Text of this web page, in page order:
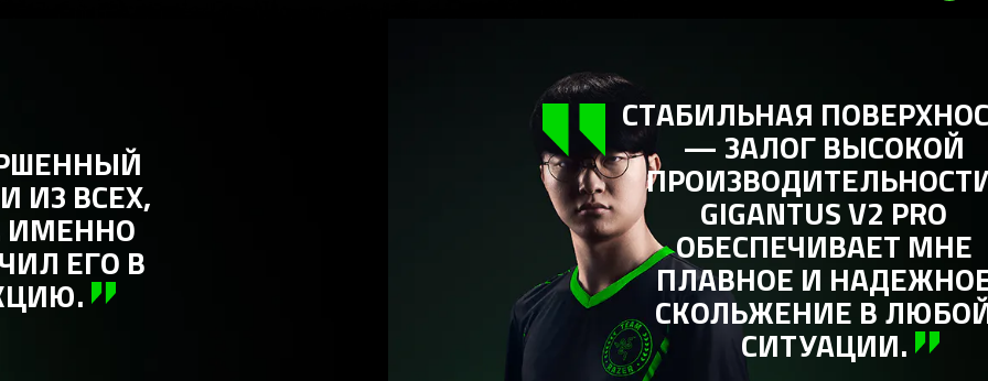
СТАБИЛЬНАЯ ПОВЕРХНОСТЬ
ПРОИЗВОДИТЕЛЬНОСТИ.
ПЛАВНОЕ И НАДЕЖНОЕ
СКОЛЬЖЕНИЕ В ЛЮБОЙ